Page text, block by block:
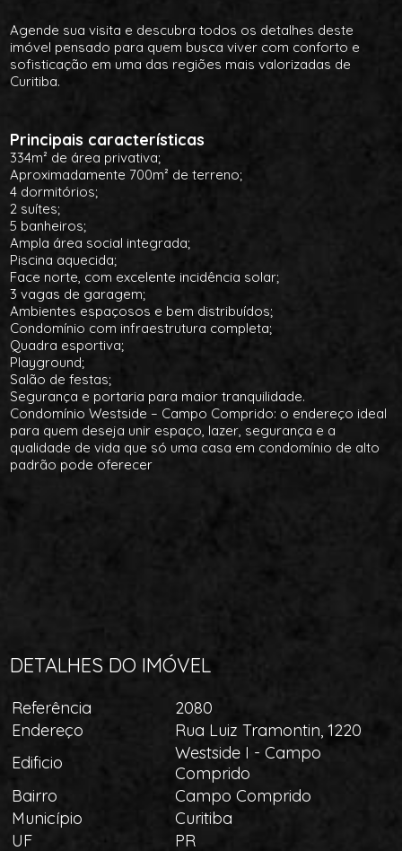
Agende sua visita e descubra todos os detalhes deste
imóvel pensado para quem busca viver com conforto e
sofisticação em uma das regiões mais valorizadas de
Curitiba.
Principais características
334m² de área privativa;
Aproximadamente 700m² de terreno;
4 dormitórios;
2 suítes;
5 banheiros;
Ampla área social integrada;
Piscina aquecida;
Face norte, com excelente incidência solar;
3 vagas de garagem;
Ambientes espaçosos e bem distribuídos;
Condomínio com infraestrutura completa;
Quadra esportiva;
Playground;
Salão de festas;
Segurança e portaria para maior tranquilidade.
Condomínio Westside – Campo Comprido: o endereço ideal
para quem deseja unir espaço, lazer, segurança e a
qualidade de vida que só uma casa em condomínio de alto
padrão pode oferecer
DETALHES DO IMÓVEL
Referência
2080
Endereço
Rua Luiz Tramontin, 1220
Edificio
Westside I - Campo
Comprido
Bairro
Campo Comprido
Município
Curitiba
UF
PR